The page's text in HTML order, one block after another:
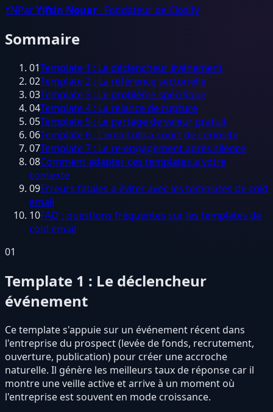
YNParYifsin Nouar · Fondateur de Closify
Sommaire
01Template 1 : Le déclencheur événement
02Template 2 : La référence sectorielle
03Template 3 : Le problème spécifique
04Template 4 : La relance de rupture
05Template 5 : Le partage de valeur gratuit
06Template 6 : L'email ultra-court de curiosite
07Template 7 : Le re-engagement après silence
08Comment adapter ces templates a votre
contexte
09Erreurs fatales a éviter avec les templates de cold
email
10FAQ : questions fréquentes sur les templates de
cold email
01
Template 1 : Le déclencheur
événement
Ce template s'appuie sur un événement récent dans
l'entreprise du prospect (levée de fonds, recrutement,
ouverture, publication) pour créer une accroche
naturelle. Il génère les meilleurs taux de réponse car il
montre une veille active et arrive à un moment où
l'entreprise est souvent en mode croissance.